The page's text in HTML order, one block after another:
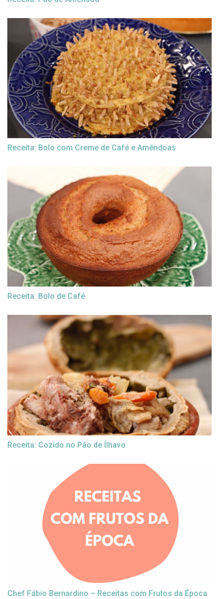
Receita: Bolo com Creme de Café e Amêndoas
Receita: Bolo de Café
Receita: Cozido no Pão de Ílhavo
Chef Fábio Bernardino – Receitas com Frutos da Época